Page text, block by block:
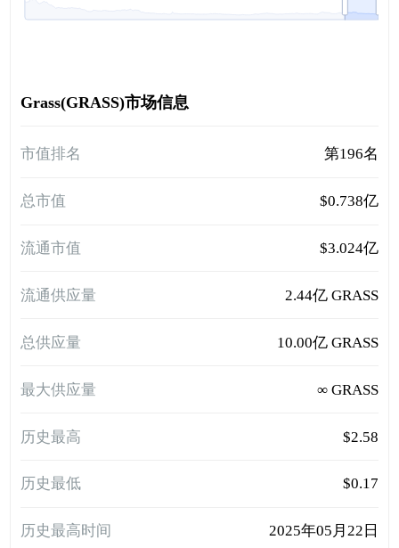
Grass(GRASS)市场信息
市值排名 第196名
总市值 $0.738亿
流通市值 $3.024亿
流通供应量 2.44亿 GRASS
总供应量 10.00亿 GRASS
最大供应量 ∞ GRASS
历史最高 $2.58
历史最低 $0.17
历史最高时间 2025年05月22日